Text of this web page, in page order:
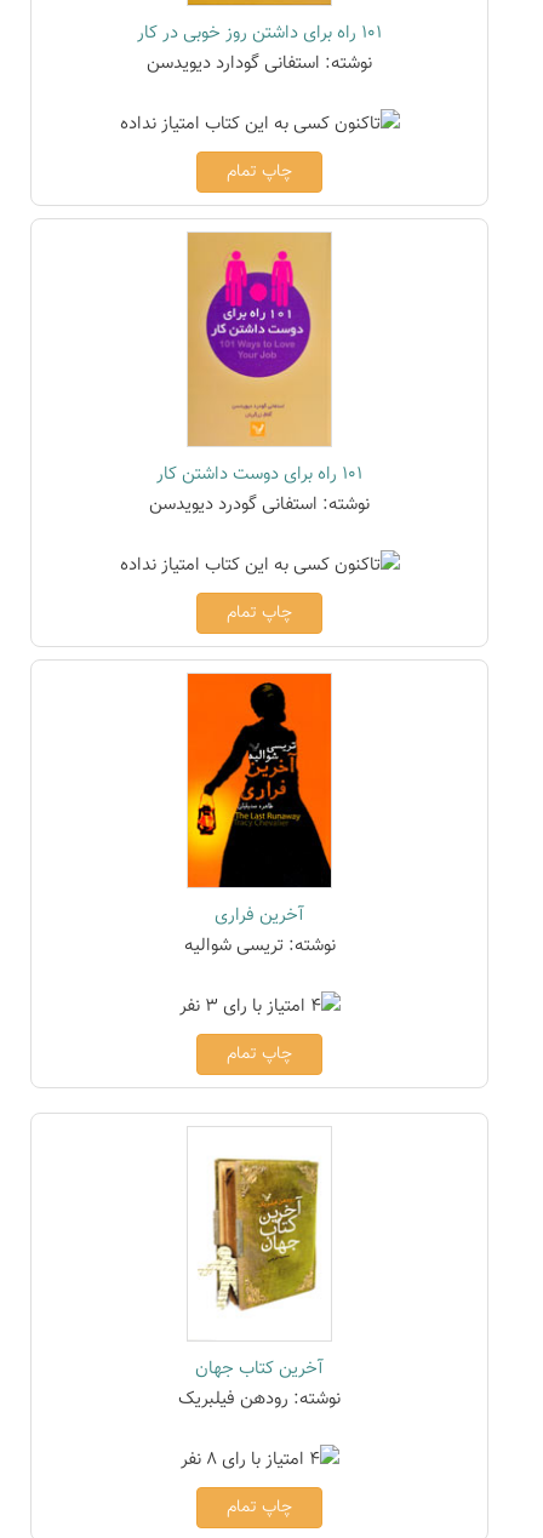
101 راه برای داشتن روز خوبی در کار
نوشته: استفانی گودارد دیویدسن
چاپ تمام
101 راه برای دوست داشتن کار
نوشته: استفانی گودرد دیویدسن
چاپ تمام
آخرین فراری
نوشته: تریسی شوالیه
چاپ تمام
آخرین کتاب جهان
نوشته: رودهن فیلبریک
چاپ تمام